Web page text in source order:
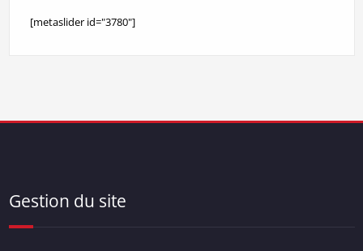
[metaslider id="3780"]
Gestion du site